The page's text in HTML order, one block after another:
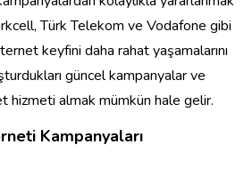
Türk Telekom ve Vodafone gibi
keyfini daha rahat yaşamalarını
turdukları güncel kampanyalar ve
hizmeti almak mümkün hale gelir.
Kampanyaları